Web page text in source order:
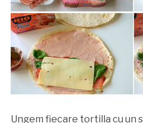
Ungem fiecare tortilla cu un